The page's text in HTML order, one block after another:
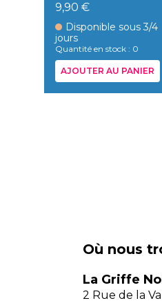
9,90 €
Disponible sous 3/4
jours
Quantité en stock : 0
AJOUTER AU PANIER
Où nous
La Griffe
2 Rue de la